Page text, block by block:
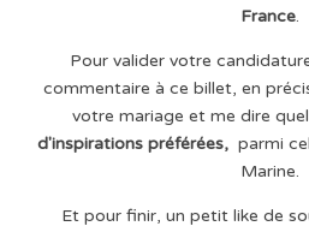
France.
Pour valider votre
commentaire à ce billet, en
votre mariage et me dire
d'inspirations préférées, parmi
Marine.
Et pour finir, un petit like de